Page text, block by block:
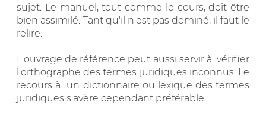
sujet. Le manuel, tout comme le cours, doit être
bien assimilé. Tant qu'il n'est pas dominé, il faut le
relire.
L'ouvrage de référence peut aussi servir à vérifier
l'orthographe des termes juridiques inconnus. Le
recours à un dictionnaire ou lexique des termes
juridiques s'avère cependant préférable.